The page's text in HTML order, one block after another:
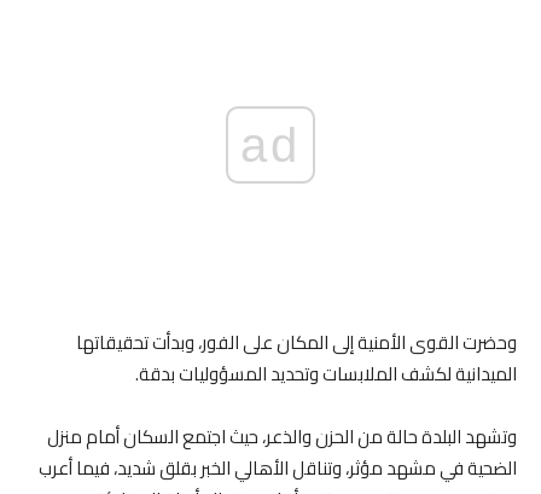
ad
وحضرت القوى الأمنية إلى المكان على الفور، وبدأت تحقيقاتها
الميدانية لكشف الملابسات وتحديد المسؤوليات بدقة.
وتشهد البلدة حالة من الحزن والذعر، حيث اجتمع السكان أمام منزل
الضحية في مشهد مؤثر، وتناقل الأهالي الخبر بقلق شديد، فيما أعرب